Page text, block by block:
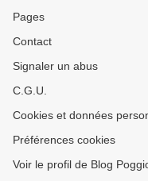
Pages
Contact
Signaler un abus
C.G.U.
Cookies et données
Préférences cookies
Voir le profil de Blog